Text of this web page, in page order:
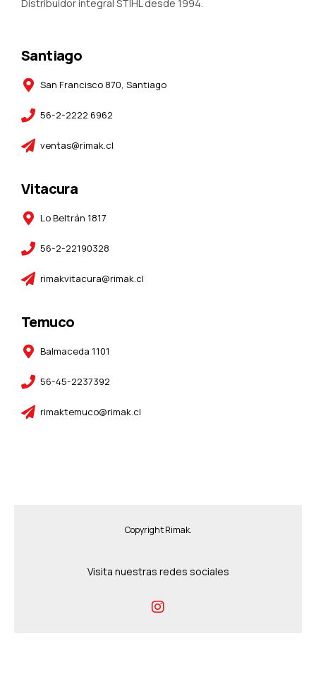
Distribuidor integral STIHL desde 1994.
Santiago
San Francisco 870, Santiago
56-2-2222 6962
ventas@rimak.cl
Vitacura
Lo Beltrán 1817
56-2-22190328
rimakvitacura@rimak.cl
Temuco
Balmaceda 1101
56-45-2237392
rimaktemuco@rimak.cl
Copyright Rimak.
Visita nuestras redes sociales